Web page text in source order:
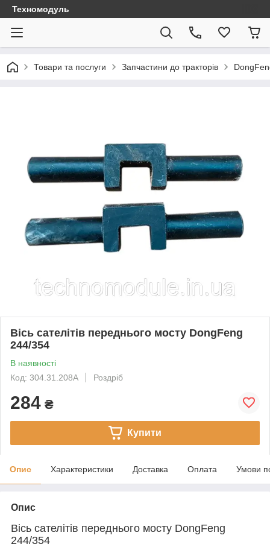
Техномодуль
Товари та послуги Запчастини до тракторів
Вісь сателітів переднього мосту DongFeng
244/354
В наявності
Код: 304.31.208A
Роздріб
284 ₴
Купити
Опис Характеристики Доставка Оплата Умови
Опис
Вісь сателітів переднього мосту DongFeng
244/354